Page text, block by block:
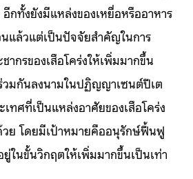
กทั้งยังมีแหล่งของเหยื่อหรืออาหาร
แล้วแต่เป็นปัจจัยสำคัญในการ
กรของเสือโคร่งให้เพิ่มมากขึ้น
วมกันลงนามในปฏิญญาเซนต์ปีเต
เทศที่เป็นแหล่งอาศัยของเสือโคร่ง
วย โดยมีเป้าหมายคืออนุรักษ์ฟื้นฟู
ยู่ในขั้นวิกฤตให้เพิ่มมากขึ้นเป็นเท่า